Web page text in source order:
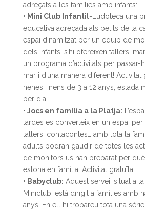
adreçats a les famílies amb infants:
• Mini Club Infantil-Ludoteca una
educativa adreçada als petits de la
espai dinamitzat per un equip de
dels infants, s’hi ofereixen tallers,
un programa d’activitats per passar-
mar i d’una manera diferent!
nenes i nens de 3 a 12 anys, estada
per dia.
• Jocs en família a la Platja:
tardes es converteix en un espai per
tallers, contacontes… amb tota la
adults podran gaudir de totes les
de monitors us han preparat per
estona en família. Activitat gratuïta
• Babyclub: Aquest servei, situat a
Miniclub, està dirigit a famílies amb
anys. En ell hi trobareu tota una